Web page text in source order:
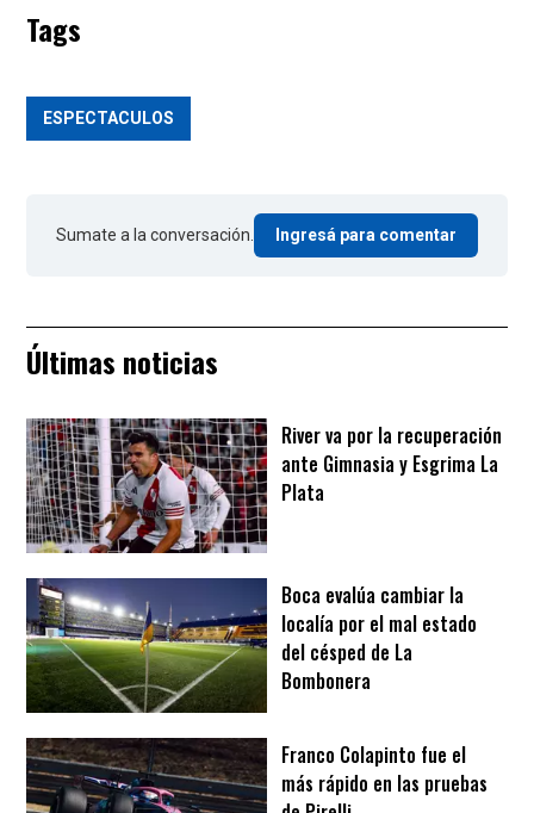
Tags
ESPECTACULOS
Sumate a la conversación. Ingresá para comentar
Últimas noticias
River va por la recuperación
ante Gimnasia y Esgrima La
Plata
Boca evalúa cambiar la
localía por el mal estado
del césped de La
Bombonera
Franco Colapinto fue el
más rápido en las pruebas